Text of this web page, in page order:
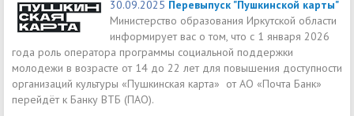
30.09.2025 Перевыпуск "Пушкинской карты"
Министерство образования Иркутской области
информирует вас о том, что с 1 января 2026
года роль оператора программы социальной поддержки
молодежи в возрасте от 14 до 22 лет для повышения доступности
организаций культуры «Пушкинская карта» от АО «Почта Банк»
перейдёт к Банку ВТБ (ПАО).